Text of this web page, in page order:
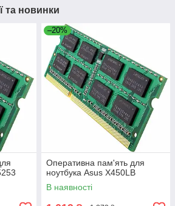
та новинки
–20%
Оперативна пам'ять для
ноутбука Asus X450LB
В наявності